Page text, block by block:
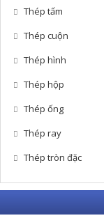
Thép tấm
Thép cuộn
Thép hình
Thép hộp
Thép ống
Thép ray
Thép tròn đặc